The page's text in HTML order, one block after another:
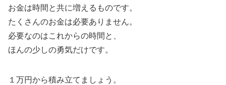
お金は時間と共に増えるものです。
たくさんのお金は必要ありません。
必要なのはこれからの時間と、
ほんの少しの勇気だけです。
１万円から積み立てましょう。